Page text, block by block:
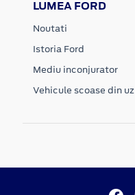
LUMEA FORD
Noutati
Istoria Ford
Mediu inconjurator
Vehicule scoase din uz